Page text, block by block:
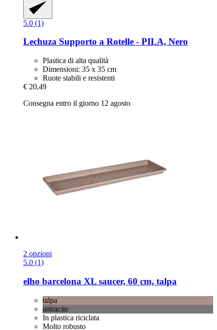
5.0 (1)
Lechuza Supporto a Rotelle -​ PILA, Nero
Plastica di alta qualità
Dimensioni: 35 x 35 cm
Ruote stabili e resistenti
€ 20,49
Consegna entro il giorno 12 agosto
2 opzioni
5.0 (1)
elho barcelona XL saucer, 60 cm, talpa
talpa
antracite
In plastica riciclata
Molto robusto